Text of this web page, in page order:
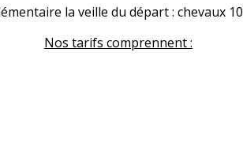
la veille du départ : chevaux
Nos tarifs comprennent :